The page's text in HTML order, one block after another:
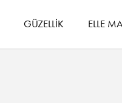
GÜZELLİK ELLE